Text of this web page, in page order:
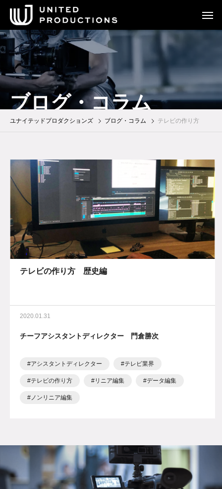
ブログ・コラム
ユナイテッドプロダクションズ ブログ・コラム テレビの作り方
テレビの作り方 歴史編
2020.01.31
チーフアシスタントディレクター 門倉勝次
アシスタントディレクター テレビ業界
テレビの作り方 リニア編集 データ編集
ノンリニア編集